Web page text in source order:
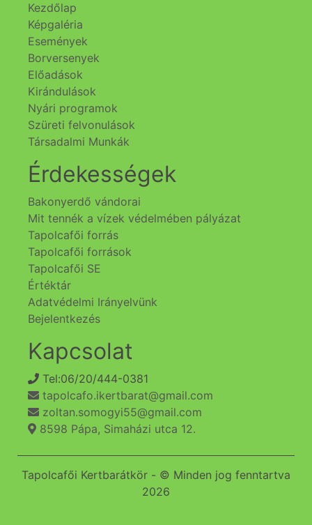
Kezdőlap
Képgaléria
Események
Borversenyek
Előadások
Kirándulások
Nyári programok
Szüreti felvonulások
Társadalmi Munkák
Érdekességek
Bakonyerdő vándorai
Mit tennék a vízek védelmében pályázat
Tapolcafői forrás
Tapolcafői források
Tapolcafői SE
Értéktár
Adatvédelmi Irányelvünk
Bejelentkezés
Kapcsolat
Tel:06/20/444-0381
tapolcafo.ikertbarat@gmail.com
zoltan.somogyi55@gmail.com
8598 Pápa, Simaházi utca 12.
Tapolcafői Kertbarátkör - © Minden jog fenntartva
2026